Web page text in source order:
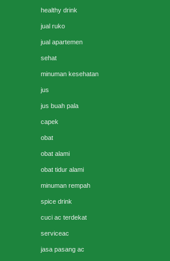
healthy drink
jual ruko
jual apartemen
sehat
minuman kesehatan
jus
jus buah pala
capek
obat
obat alami
obat tidur alami
minuman rempah
spice drink
cuci ac terdekat
serviceac
jasa pasang ac